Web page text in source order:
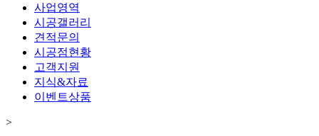
사업영역
시공갤러리
견적문의
시공점현황
고객지원
지식&자료
이벤트상품
>